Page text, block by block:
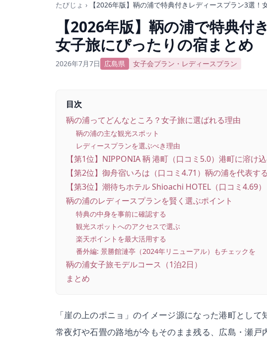
たびじょ › 【2026年版】鞆の浦で特典付きレディースプラン3選！
【2026年版】鞆の浦で特典付
女子旅にぴったりの宿まとめ
2026年7月7日 広島県 女子会プラン・レディースプラン
目次
鞆の浦ってどんなところ？女子旅に選ばれる理由
鞆の浦の主な観光スポット
レディースプランを選ぶべき理由
【第1位】NIPPONIA 鞆 港町（口コミ5.0）港町に溶け
【第2位】御舟宿いろは（口コミ4.71）鞆の浦を代表す
【第3位】潮待ちホテル Shioachi HOTEL（口コミ4.69
鞆の浦のレディースプランを賢く選ぶポイント
特典の中身を事前に確認する
観光スポットへのアクセスで選ぶ
楽天ポイントを最大活用する
番外編: 景勝館漣亭（2024年リニューアル）もチェックを
鞆の浦女子旅モデルコース（1泊2日）
まとめ
「崖の上のポニョ」のイメージ源になった港町とし
常夜灯や石畳の路地が今もそのまま残る、広島・瀬戸